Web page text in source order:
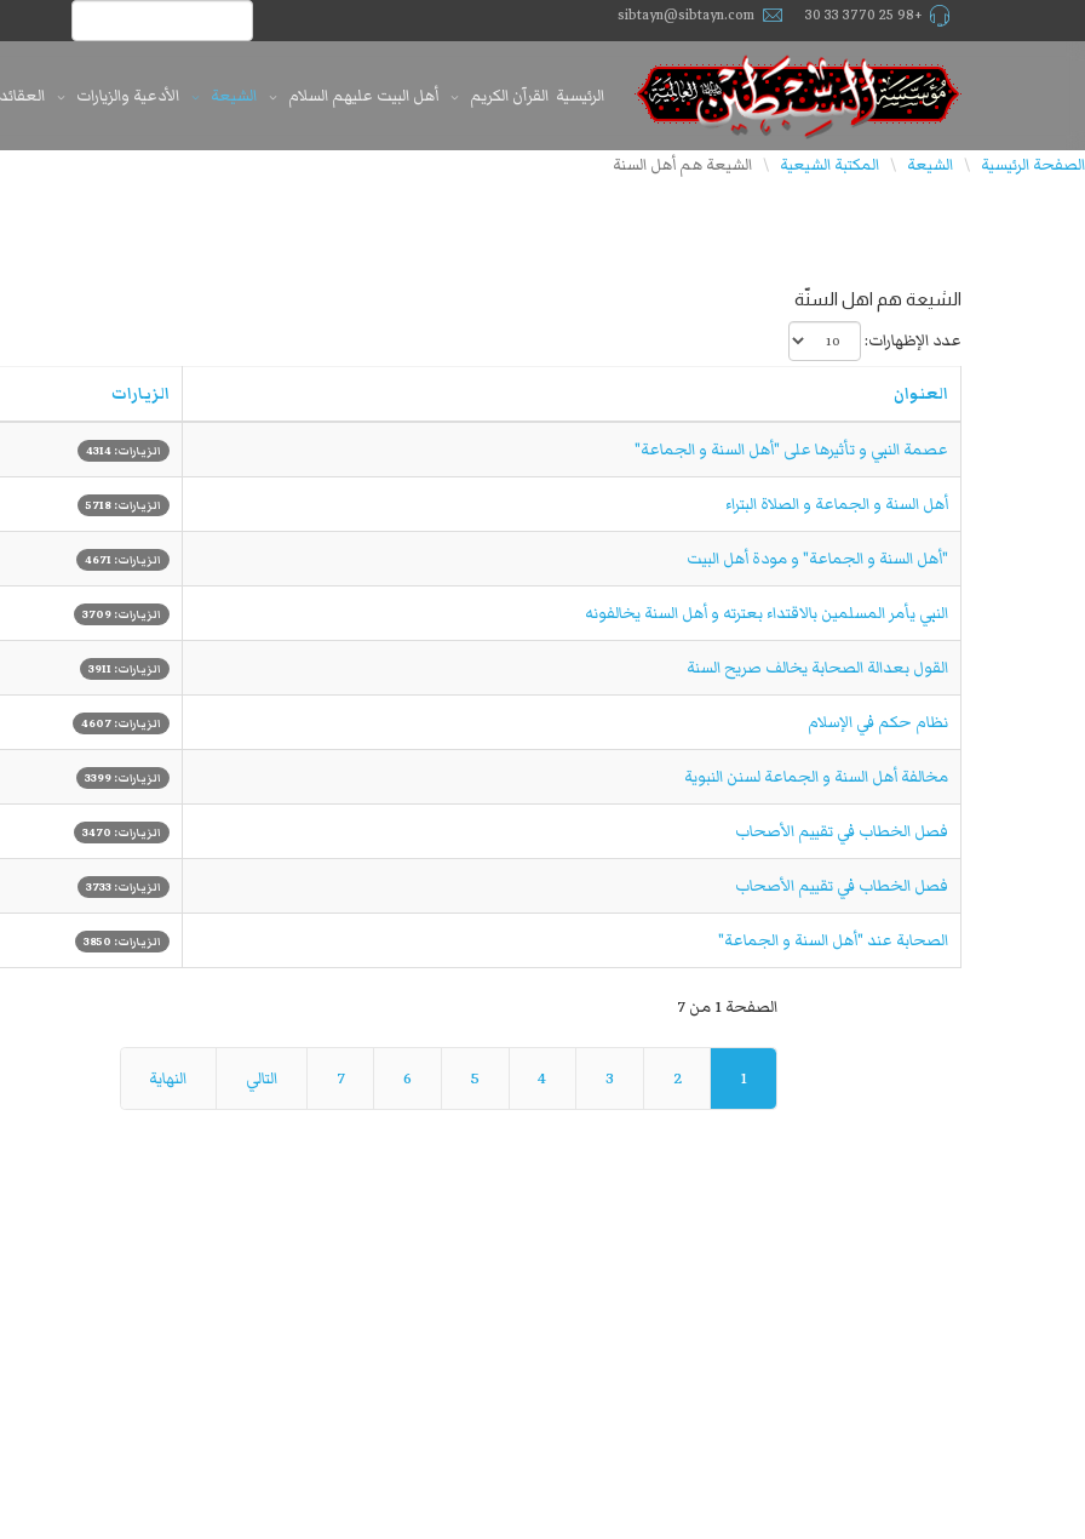
+98 25 3770 33 30
sibtayn@sibtayn.com
الرئيسية القرآن الكريم أهل البيت عليهم السلام الشيعة الأدعية والزيارات العقائد
الصفحة الرئيسية \ الشيعة \ المكتبة الشيعية \ الشيعة هم أهل السنة
الشيعة هم اهل السنّة
عدد الإظهارات:
العنوان الزيارات
عصمة النبي و تأثيرها على "أهل السنة و الجماعة" الزيارات: 4314
أهل السنة و الجماعة و الصلاة البتراء الزيارات: 5718
"أهل السنة و الجماعة" و مودة أهل البيت الزيارات: 4671
النبي يأمر المسلمين بالاقتداء بعترته و أهل السنة يخالفونه الزيارات: 3709
القول بعدالة الصحابة يخالف صريح السنة الزيارات: 3911
نظام حكم في الإسلام الزيارات: 4607
مخالفة أهل السنة و الجماعة لسنن النبوية الزيارات: 3399
فصل الخطاب في تقييم الأصحاب الزيارات: 3470
فصل الخطاب في تقييم الأصحاب الزيارات: 3733
الصحابة عند "أهل السنة و الجماعة" الزيارات: 3850
الصفحة 1 من 7
1
2
3
4
5
6
7 التالي النهاية